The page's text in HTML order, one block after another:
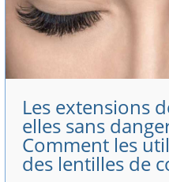
Les extensions
elles sans
Comment les
des lentilles de